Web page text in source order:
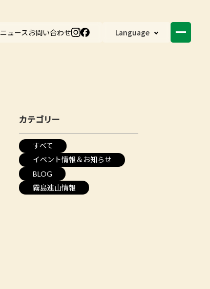
ニュース お問い合わせ Language
カテゴリー
すべて
イベント情報＆お知らせ
BLOG
霧島連山情報